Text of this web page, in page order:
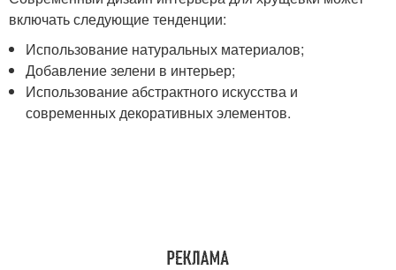
включать следующие тенденции:
Использование натуральных материалов;
Добавление зелени в интерьер;
Использование абстрактного искусства и
современных декоративных элементов.